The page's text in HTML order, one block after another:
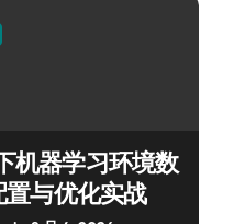
机器学习环境数
置与优化实战